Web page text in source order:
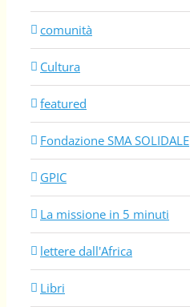
comunità
Cultura
featured
Fondazione SMA SOLIDALE
GPIC
La missione in 5 minuti
lettere dall'Africa
Libri